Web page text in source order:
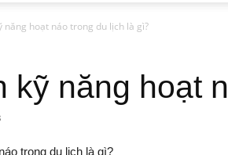
năng hoạt náo trong du lịch là gì?
kỹ năng hoạt